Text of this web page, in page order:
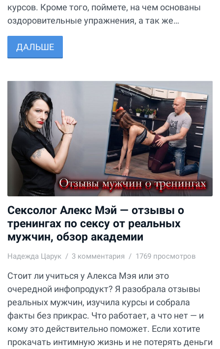
курсов. Кроме того, поймете, на чем основаны
оздоровительные упражнения, а так же…
ДАЛЬШЕ
Сексолог Алекс Мэй — отзывы о
тренингах по сексу от реальных
мужчин, обзор академии
Надежда Царук 3 комментария 1769 просмотров
Стоит ли учиться у Алекса Мэя или это
очередной инфопродукт? Я разобрала отзывы
реальных мужчин, изучила курсы и собрала
факты без прикрас. Что работает, а что нет — и
кому это действительно поможет. Если хотите
прокачать интимную жизнь и не потерять деньги